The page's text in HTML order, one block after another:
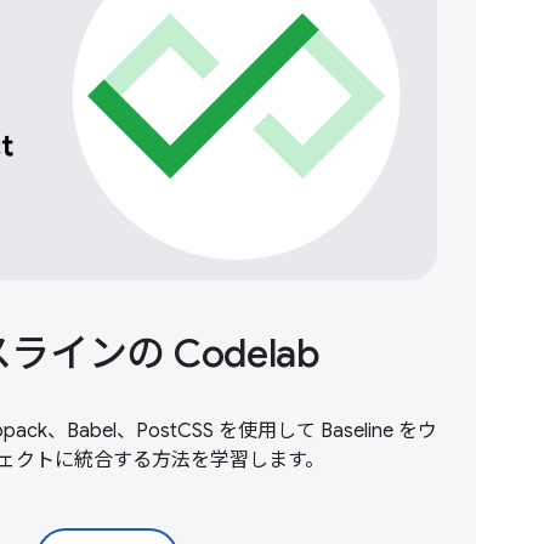
ラインの Codelab
、Babel、PostCSS を使用して Baseline をウ
クトに統合する方法を学習します。